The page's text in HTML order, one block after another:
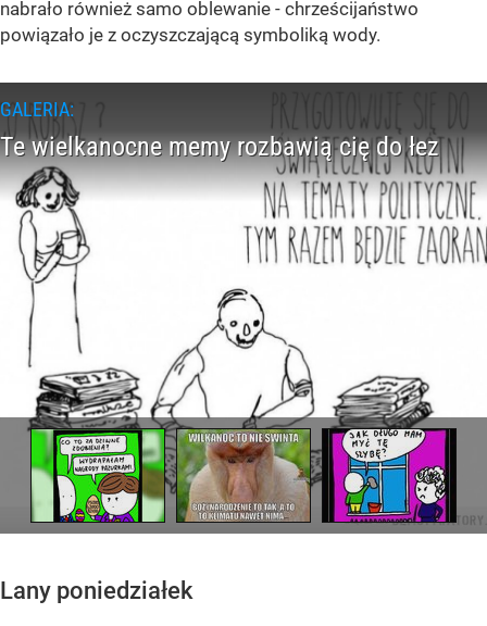
nabrało również samo oblewanie - chrześcijaństwo
powiązało je z oczyszczającą symboliką wody.
Lany poniedziałek